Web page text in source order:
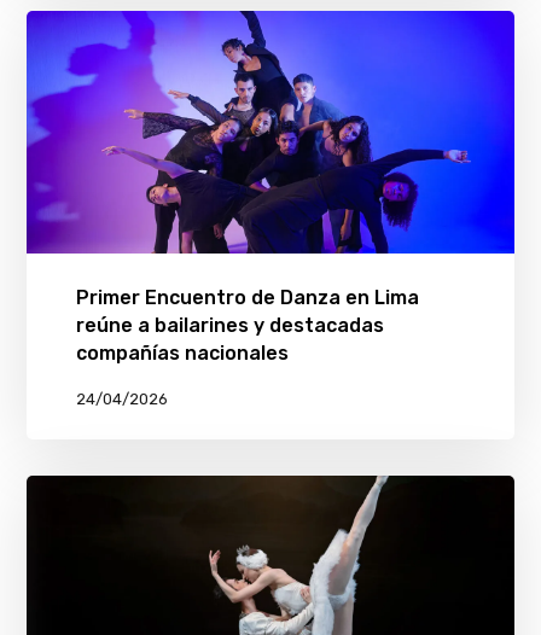
Primer Encuentro de Danza en Lima
reúne a bailarines y destacadas
compañías nacionales
24/04/2026